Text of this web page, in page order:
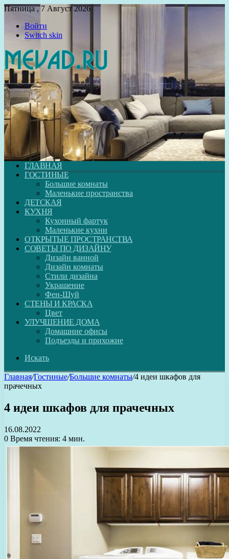
Пятница , 7 Август 2026
Войти
Switch skin
ГЛАВНАЯ
ГОСТИНЫЕ
Большие комнаты
Маленькие пространства
ДЕТСКАЯ
КУХНЯ
Кухонный фартук
Маленькие кухни
ОТКРЫТЫЕ ПРОСТРАНСТВА
СОВЕТЫ ПО ДИЗАЙНУ
Дизайн ванной
Дизайн комнаты
Стили дизайна
Украшение
Фен-Шуй
СТЕНЫ И КРАСКА
Цвет
УЛУЧШЕНИЕ ДОМА
Домашние офисы
Подъезды и прихожие
Искать
Главная/Гостиные/Большие комнаты/4 идеи шкафов для
прачечных
4 идеи шкафов для прачечных
16.08.2022
0 Время чтения: 4 мин.